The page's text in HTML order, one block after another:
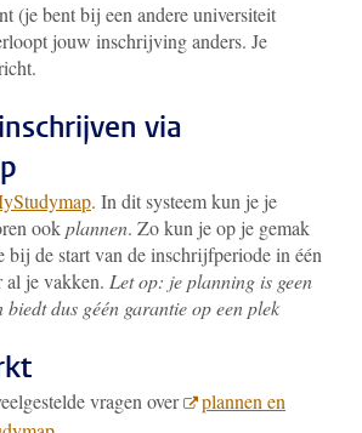
(je bent bij een andere universiteit
jouw inschrijving anders. Je
via
. In dit systeem kun je je
ookplannen. Zo kun je op je gemak
bij de start van de inschrijfperiode in één
al je vakken. Let op: je planning is geen
dus géén garantie op een plek
vragen over
plannen en